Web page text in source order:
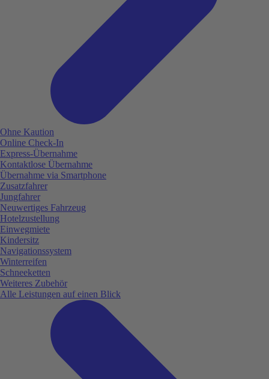
Ohne Kaution
Online Check-In
Express-Übernahme
Kontaktlose Übernahme
Übernahme via Smartphone
Zusatzfahrer
Jungfahrer
Neuwertiges Fahrzeug
Hotelzustellung
Einwegmiete
Kindersitz
Navigationssystem
Winterreifen
Schneeketten
Weiteres Zubehör
Alle Leistungen auf einen Blick